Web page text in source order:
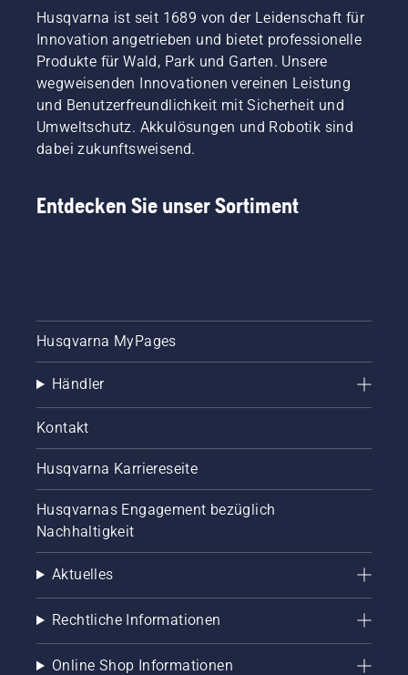
Husqvarna ist seit 1689 von der Leidenschaft für
Innovation angetrieben und bietet professionelle
Produkte für Wald, Park und Garten. Unsere
wegweisenden Innovationen vereinen Leistung
und Benutzerfreundlichkeit mit Sicherheit und
Umweltschutz. Akkulösungen und Robotik sind
dabei zukunftsweisend.
Entdecken Sie unser Sortiment
Husqvarna MyPages
Händler
Kontakt
Husqvarna Karriereseite
Husqvarnas Engagement bezüglich
Nachhaltigkeit
Aktuelles
Rechtliche Informationen
Online Shop Informationen